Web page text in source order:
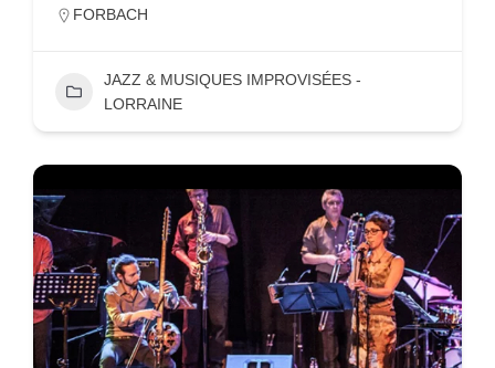
FORBACH
JAZZ & MUSIQUES IMPROVISÉES -
LORRAINE